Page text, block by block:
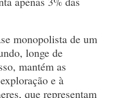
monopolista de um
longe de
mantém as
e à
que representam